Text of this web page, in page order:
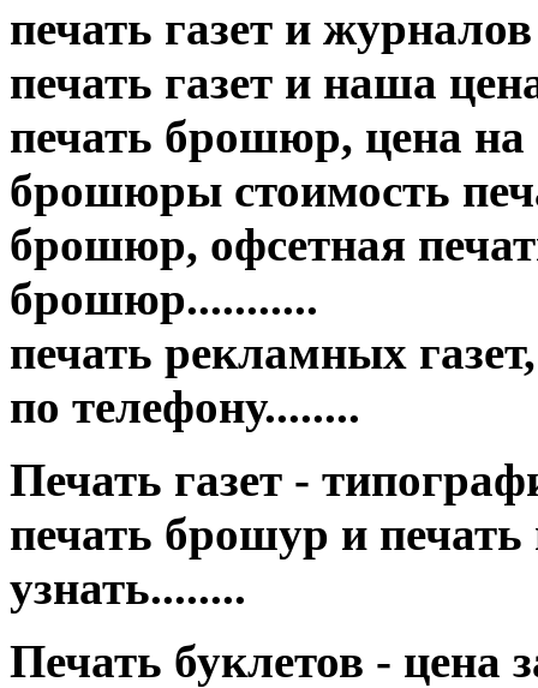
печать газет и
печать газет и наша
печать брошюр, цена
брошюры стоимость
брошюр, офсетная
брошюр...........
печать рекламных
по телефону........
Печать газет -
печать брошур и
узнать........
Печать буклетов - цена